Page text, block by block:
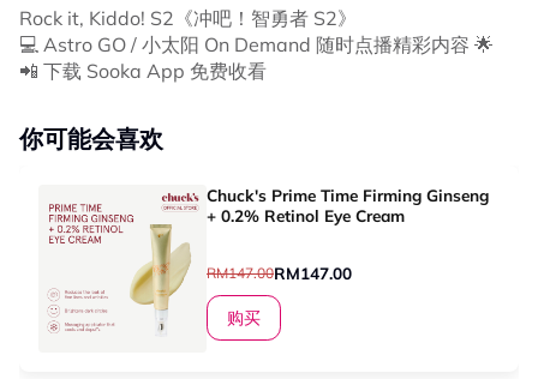
Rock it, Kiddo! S2《冲吧！智勇者 S2》
💻 Astro GO / 小太阳 On Demand 随时点播精彩内容 🌟
📲 下载 Sooka App 免费收看
你可能会喜欢
Chuck's Prime Time Firming Ginseng
+ 0.2% Retinol Eye Cream
RM147.00RM147.00
购买